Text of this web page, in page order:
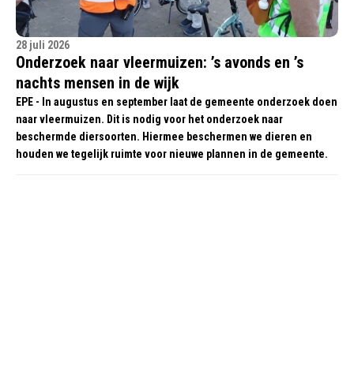
28 juli 2026
Onderzoek naar vleermuizen: ’s avonds en ’s
nachts mensen in de wijk
EPE - In augustus en september laat de gemeente onderzoek doen
naar vleermuizen. Dit is nodig voor het onderzoek naar
beschermde diersoorten. Hiermee beschermen we dieren en
houden we tegelijk ruimte voor nieuwe plannen in de gemeente.